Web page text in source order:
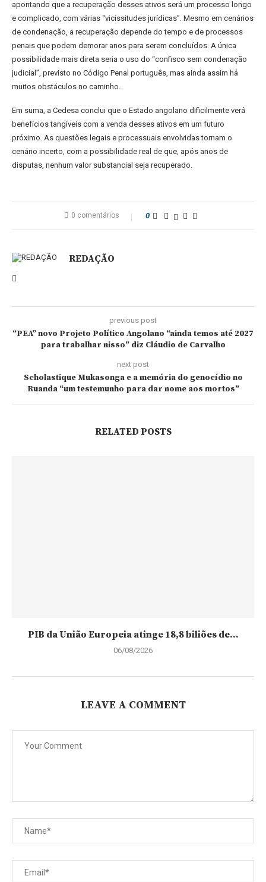
apontando que a recuperação desses ativos será um processo longo
e complicado, com várias “vicissitudes jurídicas”. Mesmo em cenários
de condenação, a recuperação depende do tempo e de processos
penais que podem demorar anos para serem concluídos. A única
possibilidade mais direta seria o uso do “confisco sem condenação
judicial”, previsto no Código Penal português, mas ainda assim há
muitos obstáculos no caminho.
Em suma, a Cedesa conclui que o Estado angolano dificilmente verá
benefícios tangíveis com a venda desses ativos em um futuro
próximo. As questões legais e processuais envolvidas tornam o
cenário incerto, com a possibilidade real de que, após anos de
disputas, nenhum valor substancial seja recuperado.
0 comentários 0
REDAÇÃO
previous post
“PEA” novo Projeto Político Angolano “ainda temos até 2027
para trabalhar nisso” diz Cláudio de Carvalho
next post
Scholastique Mukasonga e a memória do genocídio no
Ruanda “um testemunho para dar nome aos mortos”
RELATED POSTS
PIB da União Europeia atinge 18,8 biliões de...
06/08/2026
LEAVE A COMMENT